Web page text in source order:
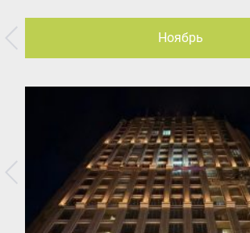
Ноябрь